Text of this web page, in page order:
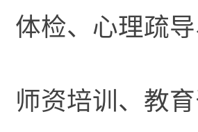
体检、心理疏
师资培训、教